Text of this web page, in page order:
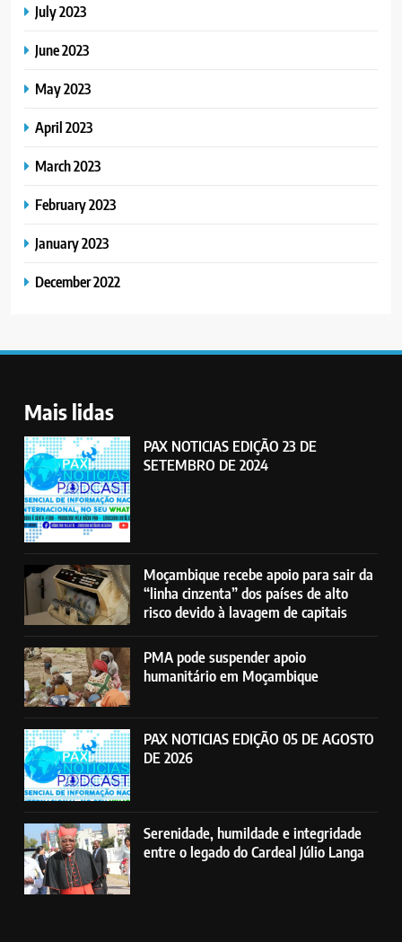
July 2023
June 2023
May 2023
April 2023
March 2023
February 2023
January 2023
December 2022
Mais lidas
PAX NOTICIAS EDIÇÃO 23 DE
SETEMBRO DE 2024
Moçambique recebe apoio para sair da
“linha cinzenta” dos países de alto
risco devido à lavagem de capitais
PMA pode suspender apoio
humanitário em Moçambique
PAX NOTICIAS EDIÇÃO 05 DE AGOSTO
DE 2026
Serenidade, humildade e integridade
entre o legado do Cardeal Júlio Langa